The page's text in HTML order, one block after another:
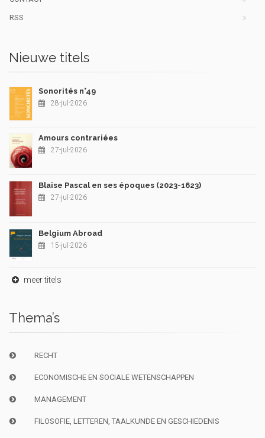
RSS
Nieuwe titels
Sonorités n°49
28-jul-2026
Amours contrariées
27-jul-2026
Blaise Pascal en ses époques (2023-1623)
27-jul-2026
Belgium Abroad
15-jul-2026
meer titels
Thema’s
RECHT
ECONOMISCHE EN SOCIALE WETENSCHAPPEN
MANAGEMENT
FILOSOFIE, LETTEREN, TAALKUNDE EN GESCHIEDENIS